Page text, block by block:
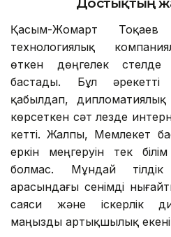
шараларға
өткен
Төрағасы Си
сөйледі.
арасындағы
Қазақстанның
саясатындағы
белгі, – дейді
Достықтың
Қасым-Жомарт
технологиялық